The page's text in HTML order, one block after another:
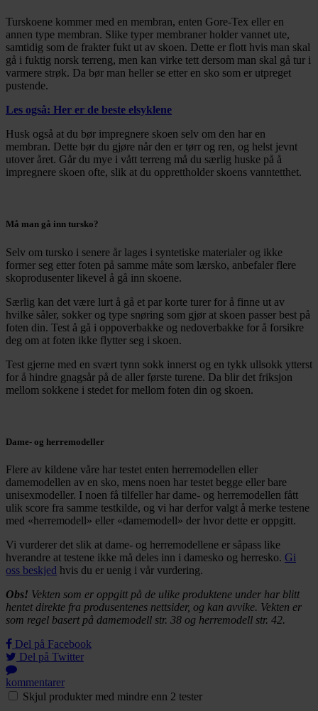
Turskoene kommer med en membran, enten Gore-Tex eller en
annen type membran. Slike typer membraner holder vannet ute,
samtidig som de frakter fukt ut av skoen. Dette er flott hvis man skal
gå i fuktig norsk terreng, men kan virke tett dersom man skal gå tur i
varmere strøk. Da bør man heller se etter en sko som er utpreget
pustende.
Les også: Her er de beste elsyklene
Husk også at du bør impregnere skoen selv om den har en
membran. Dette bør du gjøre når den er tørr og ren, og helst jevnt
utover året. Går du mye i vått terreng må du særlig huske på å
impregnere skoen ofte, slik at du opprettholder skoens vanntetthet.
Må man gå inn tursko?
Selv om tursko i senere år lages i syntetiske materialer og ikke
former seg etter foten på samme måte som lærsko, anbefaler flere
skoprodusenter likevel å gå inn skoene.
Særlig kan det være lurt å gå et par korte turer for å finne ut av
hvilke såler, sokker og type snøring som gjør at skoen passer best på
foten din. Test å gå i oppoverbakke og nedoverbakke for å forsikre
deg om at foten ikke flytter seg i skoen.
Test gjerne med en svært tynn sokk innerst og en tykk ullsokk ytterst
for å hindre gnagsår på de aller første turene. Da blir det friksjon
mellom sokkene i stedet for mellom foten din og skoen.
Dame- og herremodeller
Flere av kildene våre har testet enten herremodellen eller
damemodellen av en sko, mens noen har testet begge eller bare
unisexmodeller. I noen få tilfeller har dame- og herremodellen fått
ulik score fra samme testkilde, og vi har derfor valgt å merke testene
med «herremodell» eller «damemodell» der hvor dette er oppgitt.
Vi vurderer det slik at dame- og herremodellene er såpass like
hverandre at testene ikke må deles inn i damesko og herresko. Gi
oss beskjed hvis du er uenig i vår vurdering.
Obs! Vekten som er oppgitt på de ulike produktene under har blitt
hentet direkte fra produsentenes nettsider, og kan avvike. Vekten er
som regel basert på damemodell str. 38 og herremodell str. 42.
Del på Facebook
Del på Twitter
kommentarer
Skjul produkter med mindre enn 2 tester